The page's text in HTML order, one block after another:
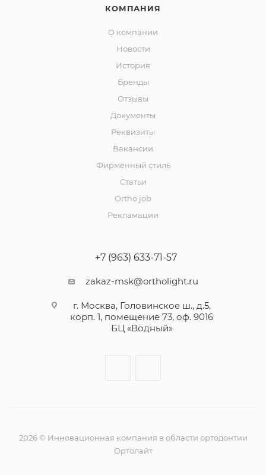
КОМПАНИЯ
О компании
Новости
История
Бренды
Отзывы
Документы
Реквизиты
Вакансии
Фирменный стиль
Статьи
Ortho job
Рекламации
+7 (963) 633-71-57
zakaz-msk@ortholight.ru
г. Москва, Головинское ш., д.5,
корп. 1, помещение 73, оф. 9016
БЦ «Водный»
2026 © Инновационная компания в области ортодонтии
Ортолайт